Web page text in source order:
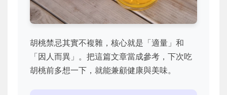
胡桃禁忌其實不複雜，核心就是「適量」和
「因人而異」。把這篇文章當成參考，下次吃
胡桃前多想一下，就能兼顧健康與美味。